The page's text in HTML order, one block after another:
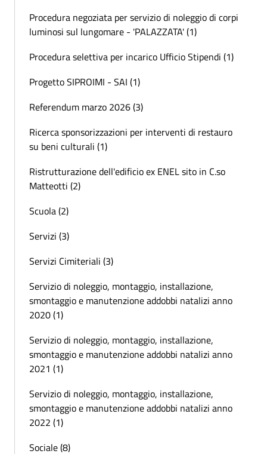
Procedura negoziata per servizio di noleggio di corpi
luminosi sul lungomare - 'PALAZZATA' (1)
Procedura selettiva per incarico Ufficio Stipendi (1)
Progetto SIPROIMI - SAI (1)
Referendum marzo 2026 (3)
Ricerca sponsorizzazioni per interventi di restauro
su beni culturali (1)
Ristrutturazione dell'edificio ex ENEL sito in C.so
Matteotti (2)
Scuola (2)
Servizi (3)
Servizi Cimiteriali (3)
Servizio di noleggio, montaggio, installazione,
smontaggio e manutenzione addobbi natalizi anno
2020 (1)
Servizio di noleggio, montaggio, installazione,
smontaggio e manutenzione addobbi natalizi anno
2021 (1)
Servizio di noleggio, montaggio, installazione,
smontaggio e manutenzione addobbi natalizi anno
2022 (1)
Sociale (8)